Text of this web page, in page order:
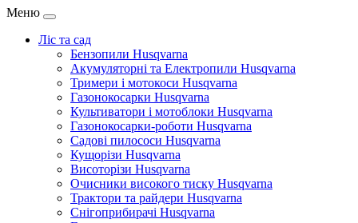
Меню
Ліс та сад
Бензопили Husqvarna
Акумуляторні та Електропили Husqvarna
Тримери і мотокоси Husqvarna
Газонокосарки Husqvarna
Культиватори і мотоблоки Husqvarna
Газонокосарки-роботи Husqvarna
Садові пилососи Husqvarna
Кущорізи Husqvarna
Висоторізи Husqvarna
Очисники високого тиску Husqvarna
Трактори та райдери Husqvarna
Снігоприбирачі Husqvarna